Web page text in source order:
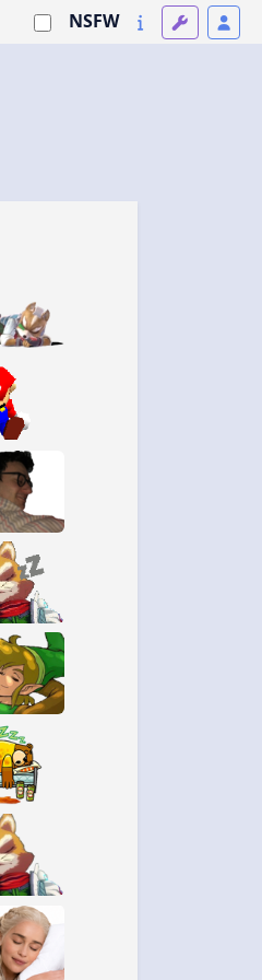
NSFW